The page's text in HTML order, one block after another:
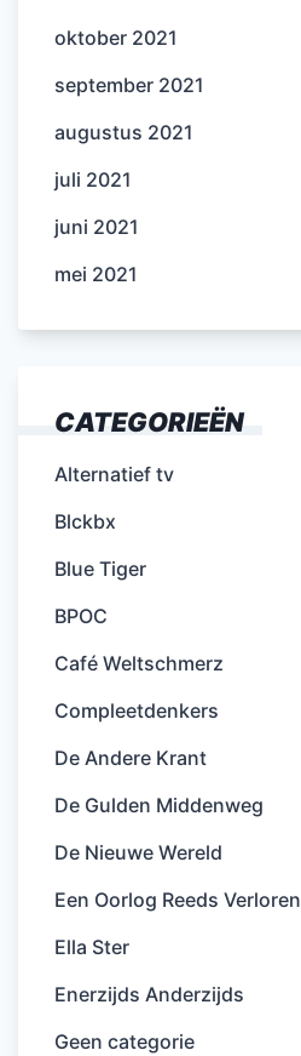
oktober 2021
september 2021
augustus 2021
juli 2021
juni 2021
mei 2021
CATEGORIEËN
Alternatief tv
Blckbx
Blue Tiger
BPOC
Café Weltschmerz
Compleetdenkers
De Andere Krant
De Gulden Middenweg
De Nieuwe Wereld
Een Oorlog Reeds Verloren
Ella Ster
Enerzijds Anderzijds
Geen categorie